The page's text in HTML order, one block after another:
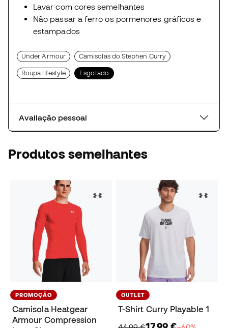
Lavar com cores semelhantes
Não passar a ferro os pormenores gráficos e
estampados
Under Armour Camisolas do Stephen Curry
Roupa lifestyle Esgotado
Avaliação pessoal
Produtos semelhantes
PROMOÇÃO
Camisola Heatgear
Armour Compression
OUTLET
T-Shirt Curry Playable 1